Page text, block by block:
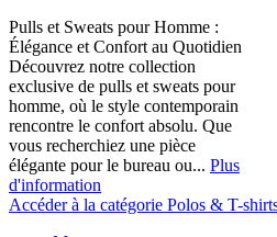
Pulls et Sweats pour Homme :
Élégance et Confort au Quotidien
Découvrez notre collection
exclusive de pulls et sweats pour
homme, où le style contemporain
rencontre le confort absolu. Que
vous recherchiez une pièce
élégante pour le bureau ou... Plus
d'information
Accéder à la catégorie Polos & T-